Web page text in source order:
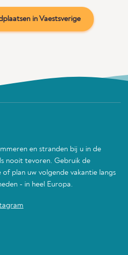
in Vaestsverige
en stranden bij u in de
nooit tevoren. Gebruik de
plan uw volgende vakantie langs
- in heel Europa.